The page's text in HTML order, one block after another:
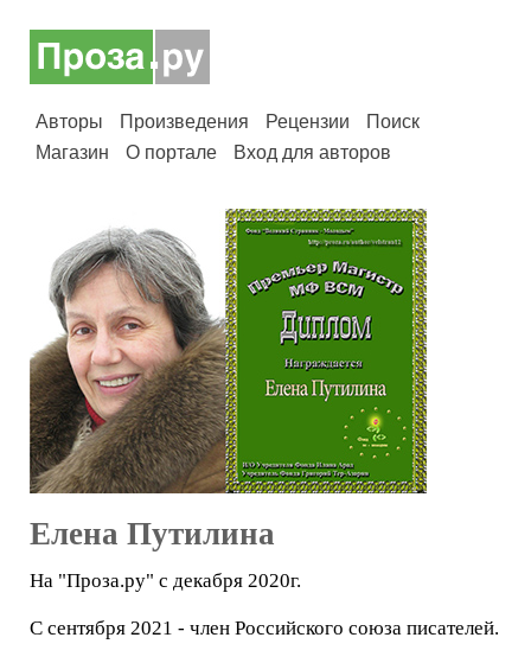
Авторы Произведения Рецензии
Поиск
Магазин
О портале Вход для авторов
Елена Путилина
На "Проза.ру" с декабря 2020г.
С сентября 2021 - член Российского союза писателей.